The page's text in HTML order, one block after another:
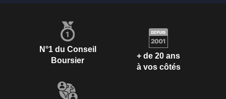
N°1 du Conseil
Boursier
+ de 20 ans
à vos côtés